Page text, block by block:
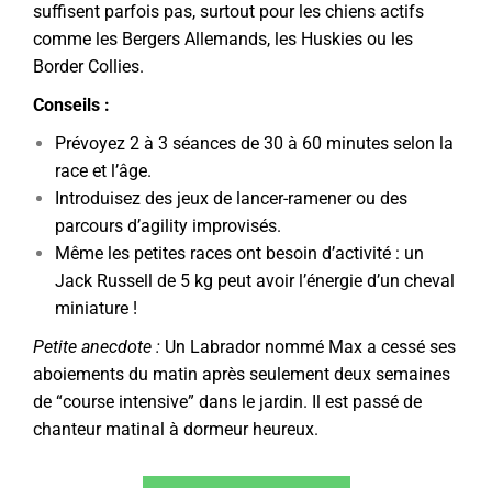
suffisent parfois pas, surtout pour les chiens actifs
comme les Bergers Allemands, les Huskies ou les
Border Collies.
Conseils :
Prévoyez 2 à 3 séances de 30 à 60 minutes selon la
race et l’âge.
Introduisez des jeux de lancer-ramener ou des
parcours d’agility improvisés.
Même les petites races ont besoin d’activité : un
Jack Russell de 5 kg peut avoir l’énergie d’un cheval
miniature !
Petite anecdote : Un Labrador nommé Max a cessé ses
aboiements du matin après seulement deux semaines
de “course intensive” dans le jardin. Il est passé de
chanteur matinal à dormeur heureux.